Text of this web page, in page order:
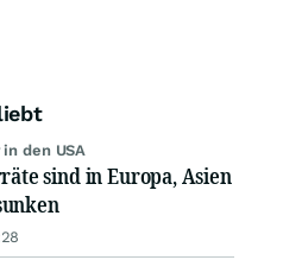
den USA
sind in Europa, Asien